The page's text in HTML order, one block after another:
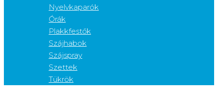
Nyelvkaparók
Órák
Plakkfestők
Szájhabok
Szájspray
Szettek
Tükrök